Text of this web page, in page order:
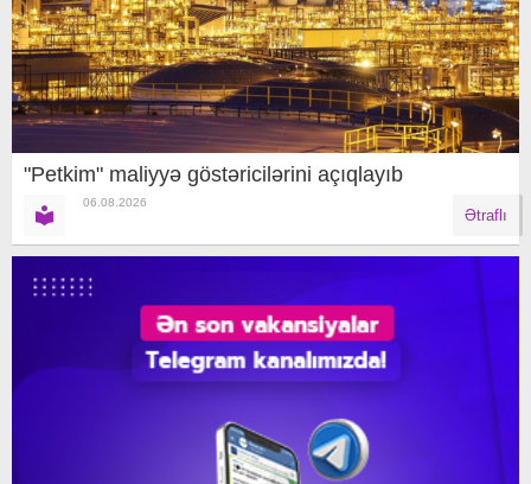
"Petkim" maliyyə göstəricilərini açıqlayıb
06.08.2026
Ətraflı